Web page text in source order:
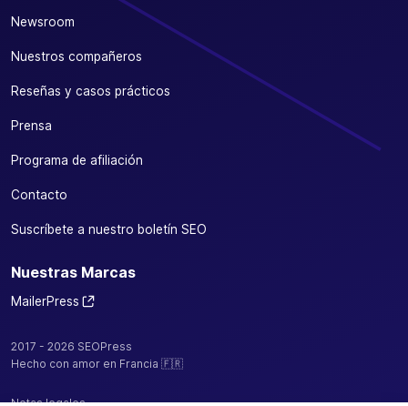
Newsroom
Nuestros compañeros
Reseñas y casos prácticos
Prensa
Programa de afiliación
Contacto
Suscríbete a nuestro boletín SEO
Nuestras Marcas
MailerPress
2017 - 2026 SEOPress
Hecho con amor en Francia 🇫🇷
Notas legales